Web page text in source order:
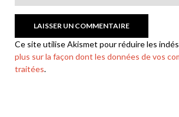
Ce site utilise Akismet pour réduire les
plus sur la façon dont les données de vos
traitées.